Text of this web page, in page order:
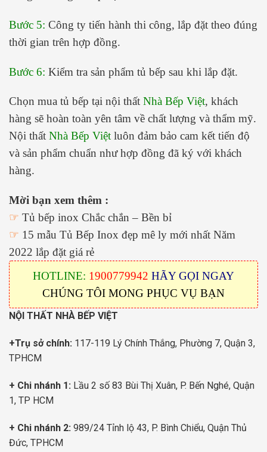
Bước 5: Công ty tiến hành thi công, lắp đặt theo đúng
thời gian trên hợp đồng.
Bước 6: Kiểm tra sản phẩm tủ bếp sau khi lắp đặt.
Chọn mua tủ bếp tại nội thất Nhà Bếp Việt, khách
hàng sẽ hoàn toàn yên tâm về chất lượng và thẩm mỹ.
Nội thất Nhà Bếp Việt luôn đảm bảo cam kết tiến độ
và sản phẩm chuẩn như hợp đồng đã ký với khách
hàng.
Mời bạn xem thêm :
☞ Tủ bếp inox Chắc chắn – Bền bỉ
☞ 15 mẫu Tủ Bếp Inox đẹp mê ly mới nhất Năm
2022 lắp đặt giá rẻ
HOTLINE: 1900779942 HÃY GỌI NGAY
CHÚNG TÔI MONG PHỤC VỤ BẠN
NỘI THẤT NHÀ BẾP VIỆT
+Trụ sở chính: 117-119 Lý Chính Thắng, Phường 7, Quận 3,
TPHCM
+ Chi nhánh 1: Lầu 2 số 83 Bùi Thị Xuân, P. Bến Nghé, Quận
1, TP HCM
+ Chi nhánh 2: 989/24 Tỉnh lộ 43, P. Bình Chiểu, Quận Thủ
Đức, TPHCM